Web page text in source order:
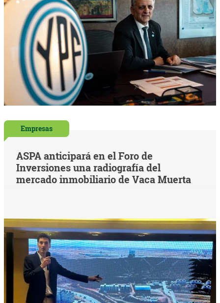
Empresas
ASPA anticipará en el Foro de
Inversiones una radiografía del
mercado inmobiliario de Vaca Muerta